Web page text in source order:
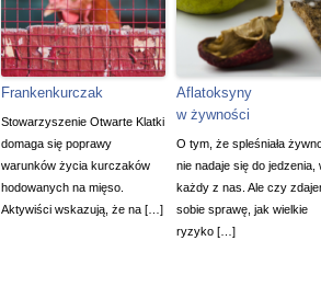
Frankenkurczak
Stowarzyszenie Otwarte Klatki
domaga się poprawy
warunków życia kurczaków
hodowanych na mięso.
Aktywiści wskazują, że na […]
Aflatoksyny
w żywności
O tym, że spleśniała
nie nadaje się do jedzenia,
każdy z nas. Ale czy
sobie sprawę, jak wielkie
ryzyko […]